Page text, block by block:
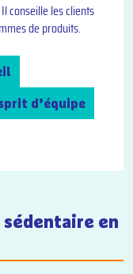
conseille les clients
de produits.
d’équipe
sédentaire en